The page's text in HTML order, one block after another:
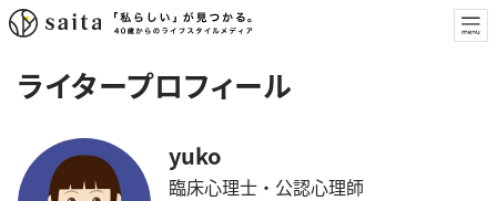
ライタープロフィール
yuko
臨床心理士・公認心理師